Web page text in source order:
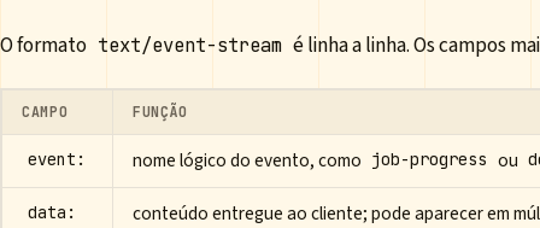
O formato text/event-stream é linha a linha. Os campos
CAMPO FUNÇÃO
event: nome lógico do evento, como job-progress ou
data: conteúdo entregue ao cliente; pode aparecer em